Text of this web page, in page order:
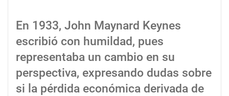
En 1933, John Maynard Keynes
escribió con humildad, pues
representaba un cambio en su
perspectiva, expresando dudas sobre
si la pérdida económica derivada de